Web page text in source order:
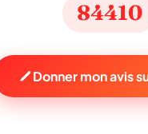
84410
Donner mon avis